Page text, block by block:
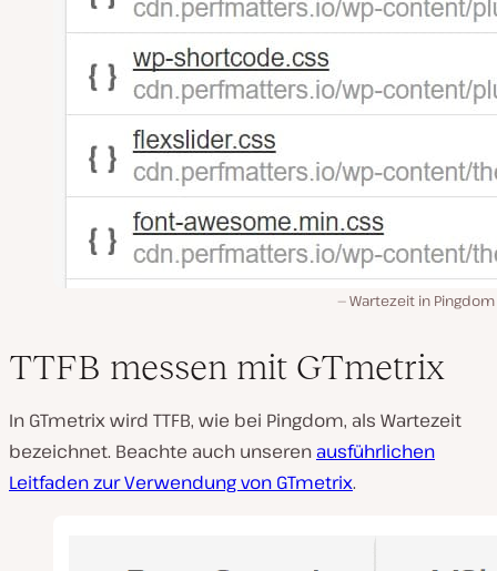
Wartezeit in Pingdom
TTFB messen mit GTmetrix
In GTmetrix wird TTFB, wie bei Pingdom, als Wartezeit
bezeichnet. Beachte auch unseren ausführlichen
Leitfaden zur Verwendung von GTmetrix.